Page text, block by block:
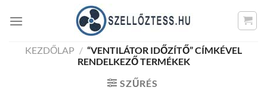
KEZDŐLAP / “VENTILÁTOR IDŐZÍTŐ” CÍMKÉVEL
RENDELKEZŐ TERMÉKEK
SZŰRÉS